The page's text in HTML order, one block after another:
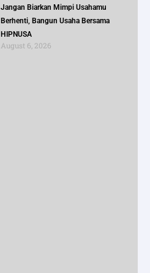
Jangan Biarkan Mimpi Usahamu
Berhenti, Bangun Usaha Bersama
HIPNUSA
August 6, 2026